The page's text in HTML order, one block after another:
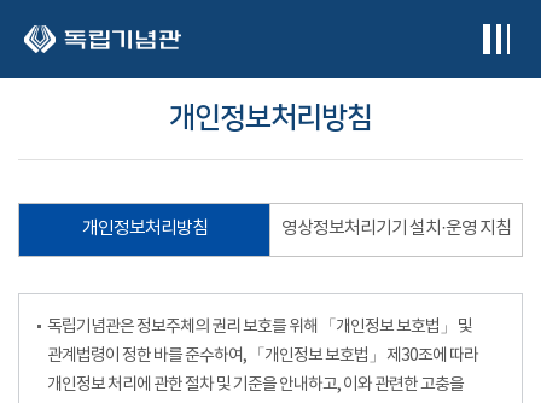
개인정보처리방침
개인정보처리방침 영상정보처리기기 설치·운영 지침
독립기념관은 정보주체의 권리 보호를 위해 「개인정보 보호법」 및
관계법령이 정한 바를 준수하여, 「개인정보 보호법」 제30조에 따라
개인정보 처리에 관한 절차 및 기준을 안내하고, 이와 관련한 고충을